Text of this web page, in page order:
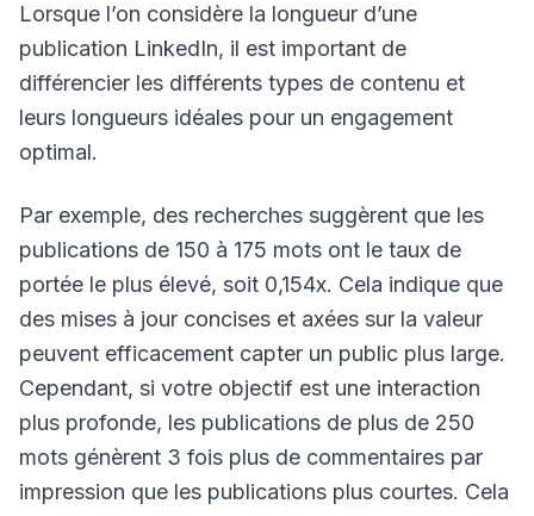
Lorsque l’on considère la longueur d’une
publication LinkedIn, il est important de
différencier les différents types de contenu et
leurs longueurs idéales pour un engagement
optimal.
Par exemple, des recherches suggèrent que les
publications de 150 à 175 mots ont le taux de
portée le plus élevé, soit 0,154x. Cela indique que
des mises à jour concises et axées sur la valeur
peuvent efficacement capter un public plus large.
Cependant, si votre objectif est une interaction
plus profonde, les publications de plus de 250
mots génèrent 3 fois plus de commentaires par
impression que les publications plus courtes. Cela